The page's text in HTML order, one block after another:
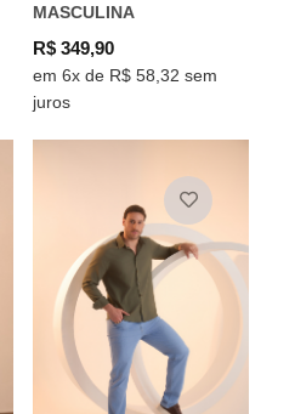
MASCULINA
R$ 349,90
em 6x de R$ 58,32 sem
juros